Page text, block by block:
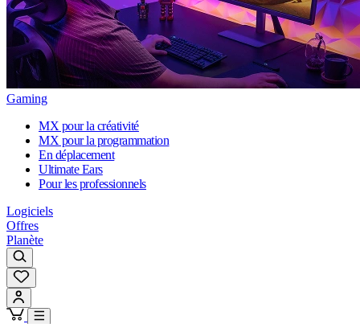
Gaming
MX pour la créativité
MX pour la programmation
En déplacement
Ultimate Ears
Pour les professionnels
Logiciels
Offres
Planète